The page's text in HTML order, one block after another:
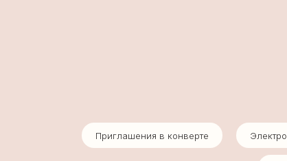
Приглашения в конверте